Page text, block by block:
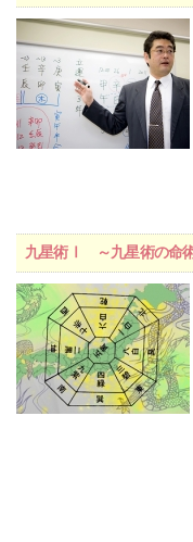
九星術Ⅰ ～九星術の命